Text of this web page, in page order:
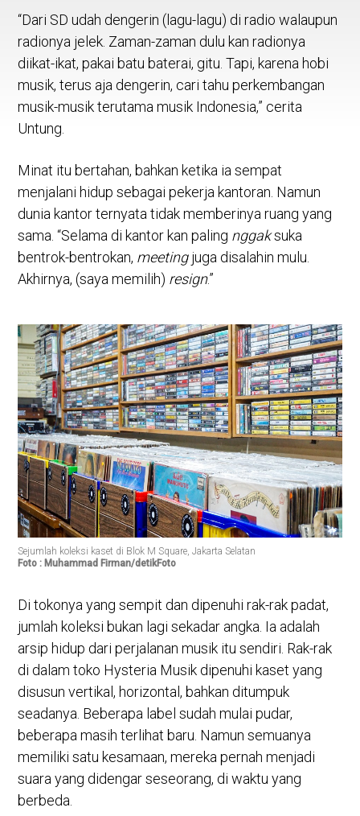
“Dari SD udah dengerin (lagu-lagu) di radio walaupun
radionya jelek. Zaman-zaman dulu kan radionya
diikat-ikat, pakai batu baterai, gitu. Tapi, karena hobi
musik, terus aja dengerin, cari tahu perkembangan
musik-musik terutama musik Indonesia,” cerita
Untung.
Minat itu bertahan, bahkan ketika ia sempat
menjalani hidup sebagai pekerja kantoran. Namun
dunia kantor ternyata tidak memberinya ruang yang
sama. “Selama di kantor kan paling nggaksuka
bentrok-bentrokan, meetingjuga disalahin mulu.
Akhirnya, (saya memilih) resign.”
Sejumlah koleksi kaset di Blok M Square, Jakarta Selatan
Foto : Muhammad Firman/detikFoto
Di tokonya yang sempit dan dipenuhi rak-rak padat,
jumlah koleksi bukan lagi sekadar angka. Ia adalah
arsip hidup dari perjalanan musik itu sendiri. Rak-rak
di dalam toko Hysteria Musik dipenuhi kaset yang
disusun vertikal, horizontal, bahkan ditumpuk
seadanya. Beberapa label sudah mulai pudar,
beberapa masih terlihat baru. Namun semuanya
memiliki satu kesamaan, mereka pernah menjadi
suara yang didengar seseorang, di waktu yang
berbeda.